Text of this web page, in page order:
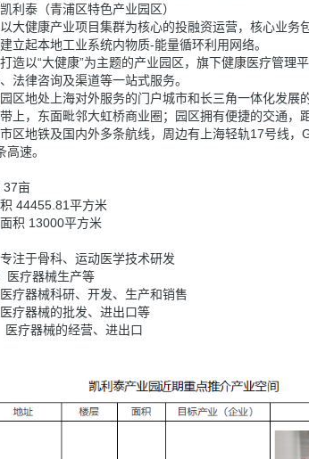
利泰（青浦区特色产业园区）
大健康产业项目集群为核心的投融资运营，核心业务
立起本地工业系统内物质-能量循环利用网络。
造以“大健康”为主题的产业园区，旗下健康医疗管理
法律咨询及渠道等一站式服务。
区地处上海对外服务的门户城市和长三角一体化发
上，东面毗邻大虹桥商业圈；园区拥有便捷的交通
区地铁及国内外多条航线，周边有上海轻轨17号线
速。
37亩
44455.81平方米
积 13000平方米
于骨科、运动医学技术研发
医疗器械生产等
器械科研、开发、生产和销售
器械的批发、进出口等
疗器械的经营、进出口